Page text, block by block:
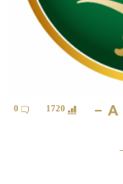
1720
0